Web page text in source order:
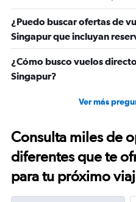
¿Puedo buscar ofertas de
Singapur que incluyan
¿Cómo busco vuelos
Singapur?
Ver más
Consulta miles de
diferentes que te
para tu próximo